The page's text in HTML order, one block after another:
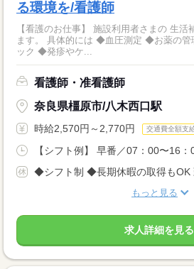
る環境を/看護師
【看護のお仕事】 施設利用者さまの 生活
ます。 具体的には ◆血圧測定 ◆お薬の管理や準備 ◆バイタルチェ
ック ◆発疹やケ...
看護師・准看護師
奈良県橿原市/八木西口駅
時給2,570円～2,770円 交通費全額支
【シフト例】 早番／07：00〜16：
◆シフト制 ◆長期休暇の取得もOK
もっと見る
求人詳細を見る